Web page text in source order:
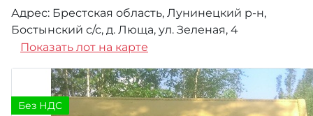
Адрес: Брестская область, Лунинецкий р-н,
Бостынский с/с, д. Люща, ул. Зеленая, 4
Показать лот на карте
Без НДС